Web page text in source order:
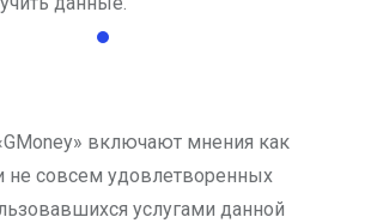
включают мнения как
не совсем удовлетворенных
услугами данной